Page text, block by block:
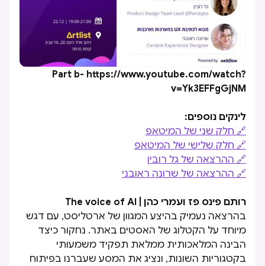
Part b- https://www.youtube.com/watch?
v=Yk3EFFgGjNM
לינקים נוספים:
🔗 חלק שני של המיטאפ
🔗 חלק שלישי של המיטאפ
🔗 ההרצאה של גל רובין
🔗 ההרצאה של שרונה ראובני
רותם פינס פז ועמרי כהן | The voice of AI
בהרצאה נעמיק בהיצע המגוון של ארטליסט, עם דגש
מיוחד על הקטלוג של האסטים באתר. נחקור כיצד
הבינה המלאכותית ממלאת תפקיד משמעותי
בקטגוריות השונות, ונציג את המסע שעברנו בפיתוח